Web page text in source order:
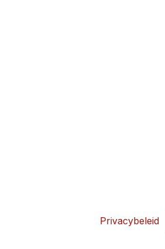
Privacybeleid